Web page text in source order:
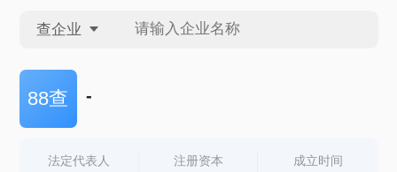
查企业
查企业
88查 -
法定代表人 注册资本 成立时间